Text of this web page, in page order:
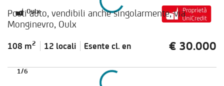
Oulx
Posti auto, vendibili anche singolarmente, via
Monginevro, Oulx
108 m2 12 locali Esente cl. en € 30.000
1/6